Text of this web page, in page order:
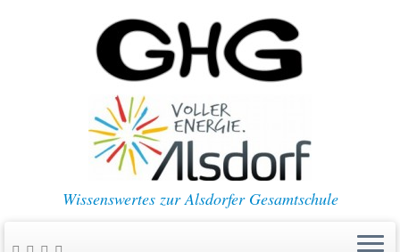
Wissenswertes zur Alsdorfer Gesamtschule